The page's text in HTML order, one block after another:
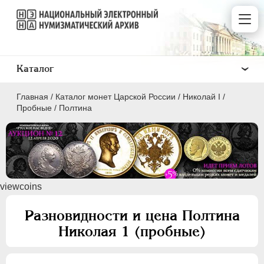
Главная / Каталог монет Царской России / Николай I /
Пробные / Полтина
viewcoins
Разновидности и цена Полтина
Николая 1 (пробные)
Каталог
ПEТР I 1699 - 1725
ЕКАТЕРИНА I
АННА ИОАННОВНА 1730-1740
ИОАНН АНТОНОВИЧ
1740-1741